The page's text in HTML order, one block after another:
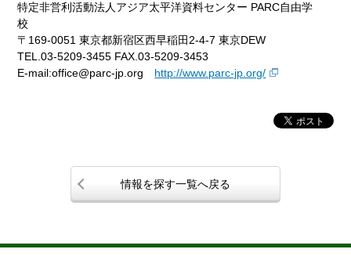
特定非営利活動法人アジア太平洋資料センター PARC自由学
校
〒169-0051 東京都新宿区西早稲田2-4-7 東京DEW
TEL.03-5209-3455 FAX.03-5209-3453
E-mail:office@parc-jp.org http://www.parc-jp.org/
情報を探す一覧へ戻る